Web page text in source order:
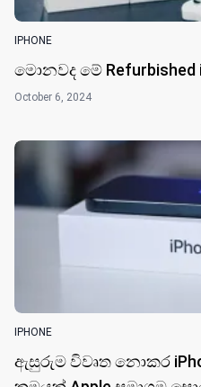
IPHONE
මොනවද මේ
October 6, 2024
IPHONE
ඇසුරුම විවෘත නොකර